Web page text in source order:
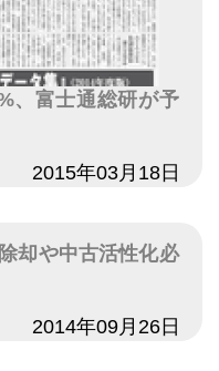
、富士通総研が予
2015年03月18日
却や中古活性化必
2014年09月26日